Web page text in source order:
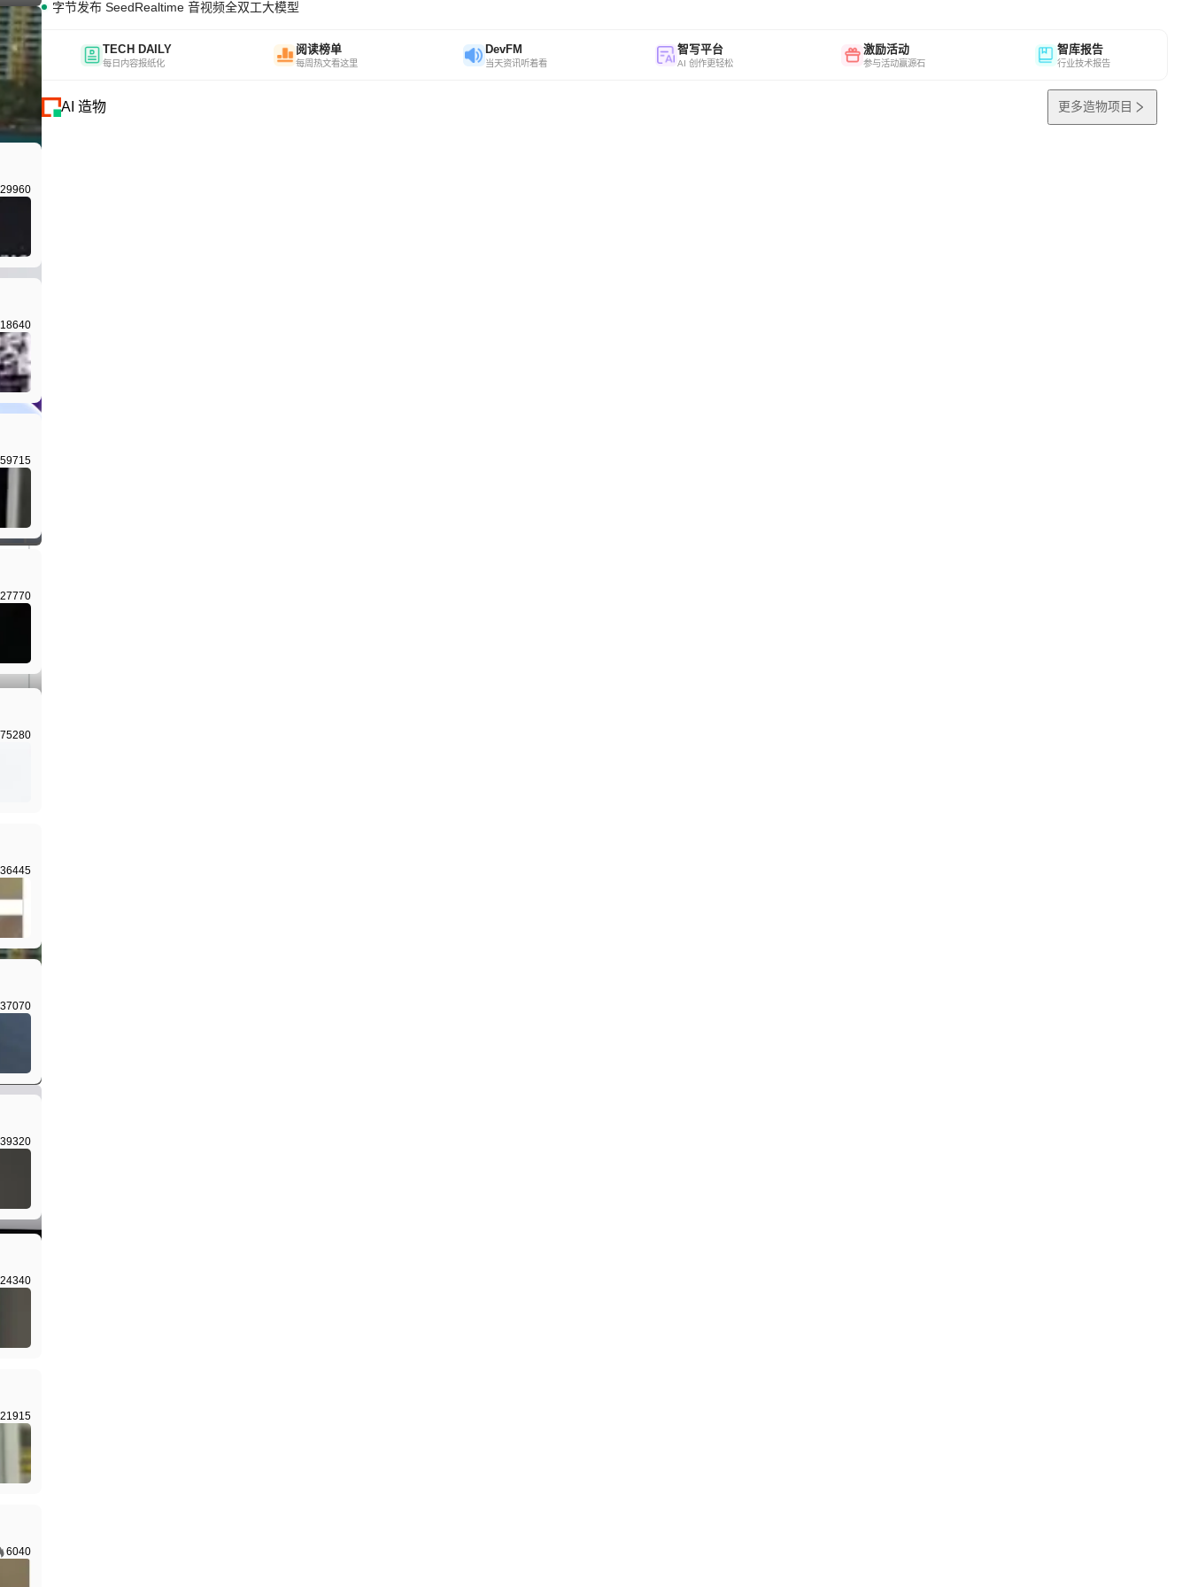
字节发布 SeedRealtime 音视频全双工大模型
TECH DAILY
每日内容报纸化
阅读榜单
每周热文看这里
DevFM
当天资讯听着看
智写平台
AI 创作更轻松
激励活动
参与活动赢源石
智库报告
行业技术报告
AI 造物 更多造物项目
29960
18640
59715
27770
75280
36445
37070
39320
24340
21915
6040